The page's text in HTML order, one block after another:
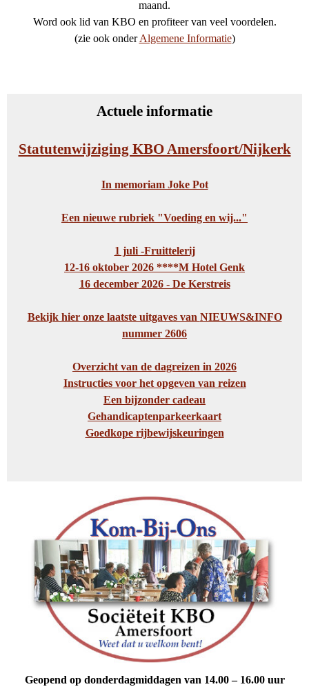
maand.
Word ook lid van KBO en profiteer van veel voordelen.
(zie ook onderAlgemene Informatie)
Actuele informatie
Statutenwijziging KBO Amersfoort/Nijkerk
In memoriam Joke Pot
Een nieuwe rubriek "Voeding en wij..."
1 juli -Fruittelerij
12-16 oktober 2026 ****M Hotel Genk
16 december 2026 - De Kerstreis
Bekijk hier onze laatste uitgaves van NIEUWS&INFO
nummer 2606
Overzicht van de dagreizen in 2026
Instructies voor het opgeven van reizen
Een bijzonder cadeau
Gehandicaptenparkeerkaart
Goedkope rijbewijskeuringen
Geopend op donderdagmiddagen van 14.00 – 16.00 uur